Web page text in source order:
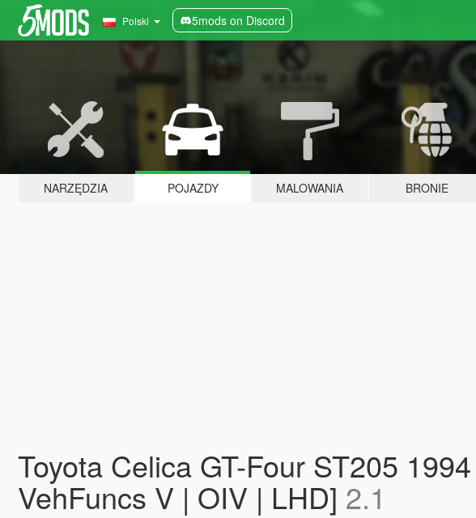
Polski 5mods on Discord
NARZĘDZIA POJAZDY MALOWANIA BRONIE
Toyota Celica GT-Four ST205
VehFuncs V | OIV | LHD] 2.1